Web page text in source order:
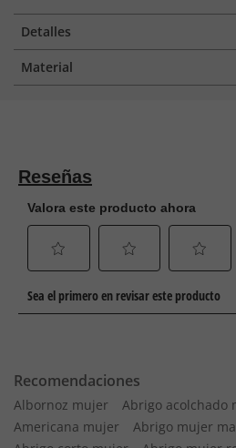
Detalles
Material
Recomendaciones
Albornoz mujer
Abrigo acolchado
Americana mujer
Abrigo mujer